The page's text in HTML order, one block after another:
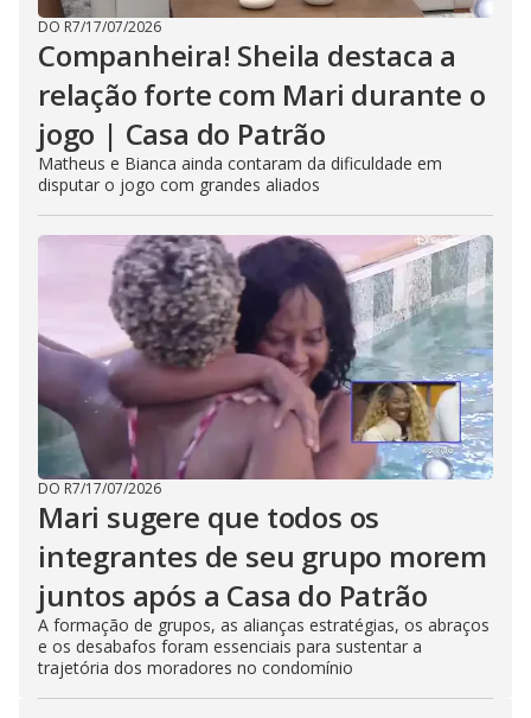
DO R7/17/07/2026
Companheira! Sheila destaca a
relação forte com Mari durante o
jogo | Casa do Patrão
Matheus e Bianca ainda contaram da dificuldade em
disputar o jogo com grandes aliados
DO R7/17/07/2026
Mari sugere que todos os
integrantes de seu grupo morem
juntos após a Casa do Patrão
A formação de grupos, as alianças estratégias, os abraços
e os desabafos foram essenciais para sustentar a
trajetória dos moradores no condomínio